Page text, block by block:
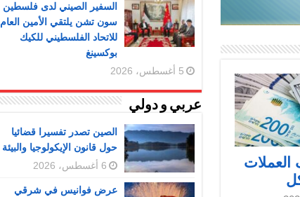
السفير الصيني لدى فلسطين
سون تشن يلتقي الأمين العام
للاتحاد الفلسطيني للكيك
بوكسينغ
5 أغسطس، 2026
عربي و دولي
الصين تصدر تفسيرا قضائيا
حول قانون الإيكولوجيا والبيئة
6 أغسطس، 2026
عرض فوانيس في شرقي